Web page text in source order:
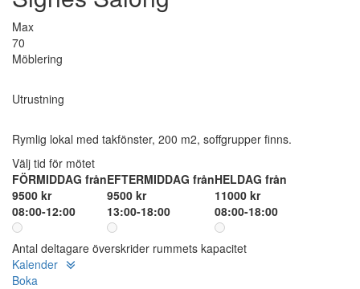
Max
70
Möblering
Utrustning
Rymlig lokal med takfönster, 200 m2, soffgrupper finns.
Välj tid för mötet
FÖRMIDDAG från
9500 kr
08:00-12:00
EFTERMIDDAG från
9500 kr
13:00-18:00
HELDAG från
11000 kr
08:00-18:00
Antal deltagare överskrider rummets kapacitet
Kalender
Boka